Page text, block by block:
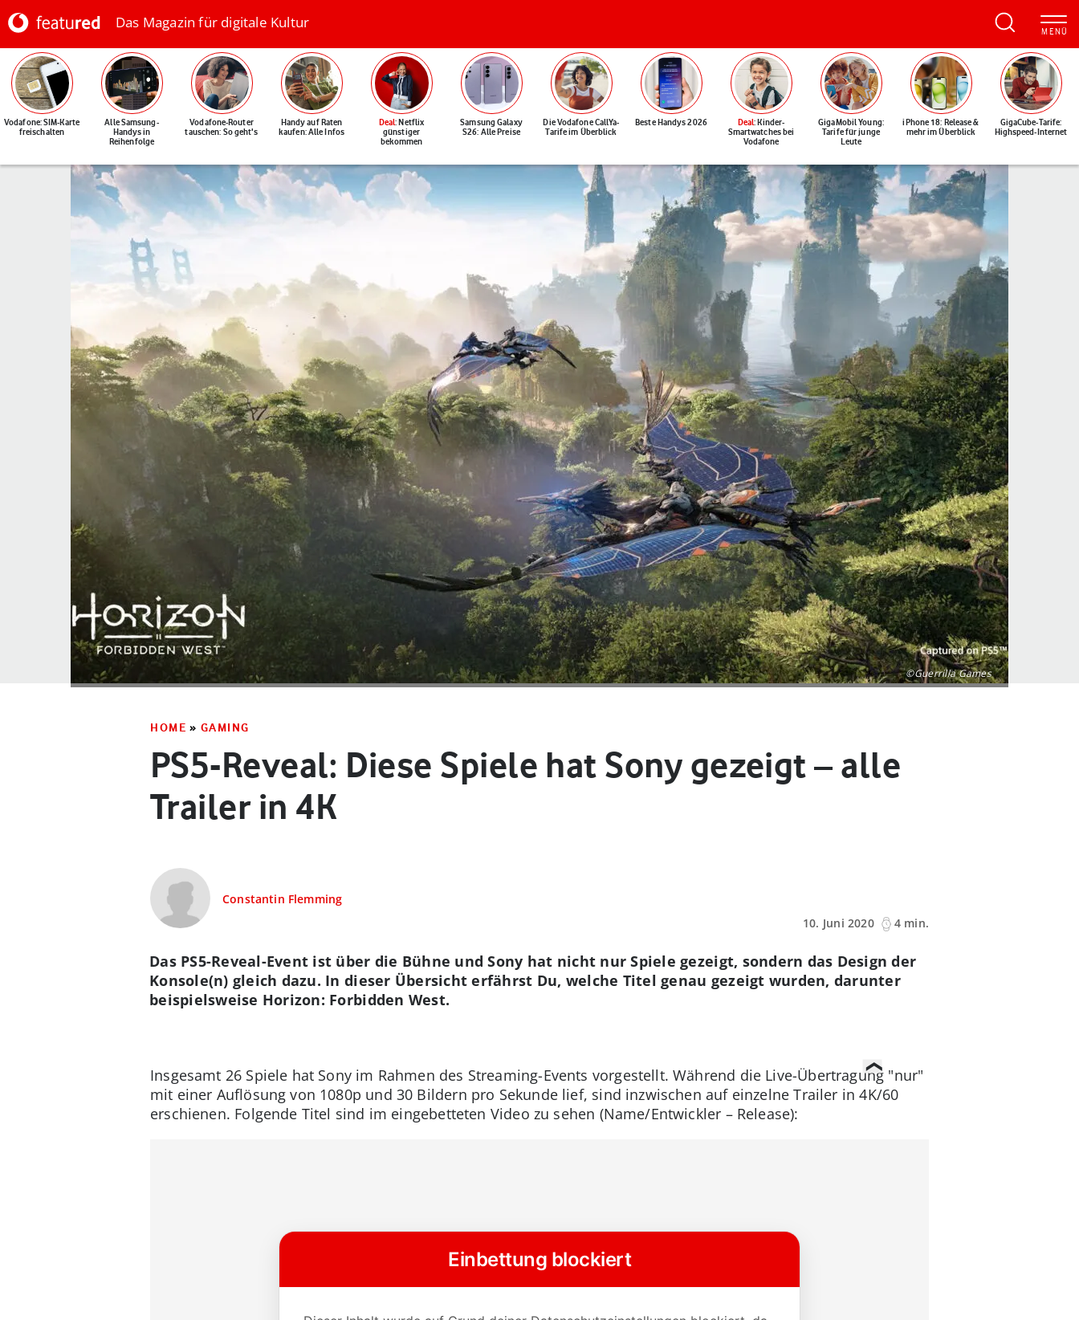
Das Magazin für digitale Kultur
Vodafone: SIM-Karte
freischalten
Alle Samsung-
Handys in
Reihenfolge
Vodafone-Router
tauschen: So geht's
Handy auf Raten
kaufen: Alle Infos
Deal: Netflix
günstiger
bekommen
Samsung Galaxy
S26: Alle Preise
Die Vodafone CallYa-
Tarife im Überblick
Beste Handys 2026 Deal: Kinder-
Smartwatches bei
Vodafone
GigaMobil Young:
Tarife für junge
Leute
iPhone 18: Release &
mehr im Überblick
GigaCube-Tarife:
Highspeed-Internet
©Guerrilla Games
HOME » GAMING
PS5-Reveal: Diese Spiele hat Sony gezeigt – alle
Trailer in 4K
Constantin Flemming
10. Juni 2020
4 min.
Das PS5-Reveal-Event ist über die Bühne und Sony hat nicht nur Spiele gezeigt, sondern das Design der
Konsole(n) gleich dazu. In dieser Übersicht erfährst Du, welche Titel genau gezeigt wurden, darunter
beispielsweise Horizon: Forbidden West.
Insgesamt 26 Spiele hat Sony im Rahmen des Streaming-Events vorgestellt. Während die Live-Übertragung "nur"
mit einer Auflösung von 1080p und 30 Bildern pro Sekunde lief, sind inzwischen auf einzelne Trailer in 4K/60
erschienen. Folgende Titel sind im eingebetteten Video zu sehen (Name/Entwickler – Release):